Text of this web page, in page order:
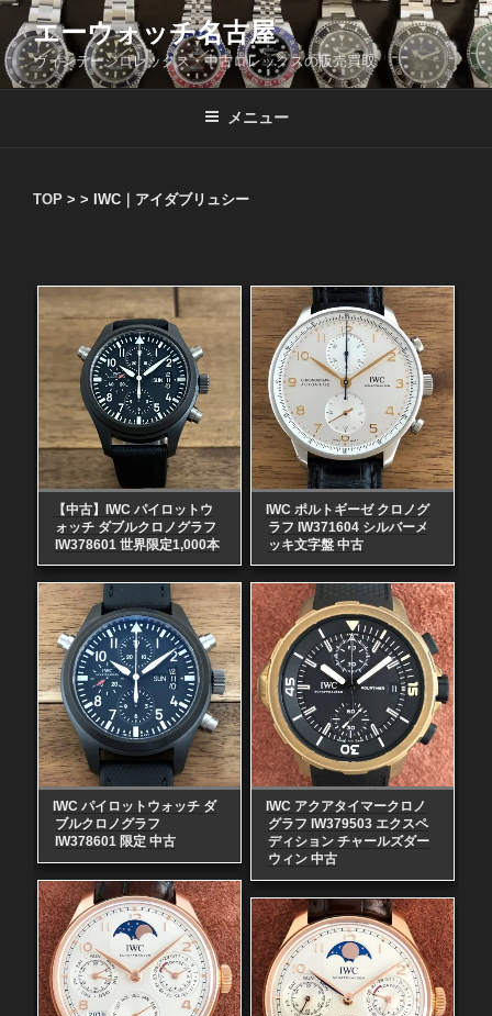
コ
ン
テ
ン
エーウォッチ名古屋
ヴィンテージロレックス・中古ロレックスの販売買取
メニュー
TOP > > IWC｜アイダブリュシー
【中古】IWC パイロットウ
ォッチ ダブルクロノグラフ
IW378601 世界限定1,000本
IWC ポルトギーゼ クロノグ
ラフ IW371604 シルバーメ
ッキ文字盤 中古
IWC パイロットウォッチ ダ
ブルクロノグラフ
IW378601 限定 中古
IWC アクアタイマークロノ
グラフ IW379503 エクスペ
ディション チャールズダー
ウィン 中古